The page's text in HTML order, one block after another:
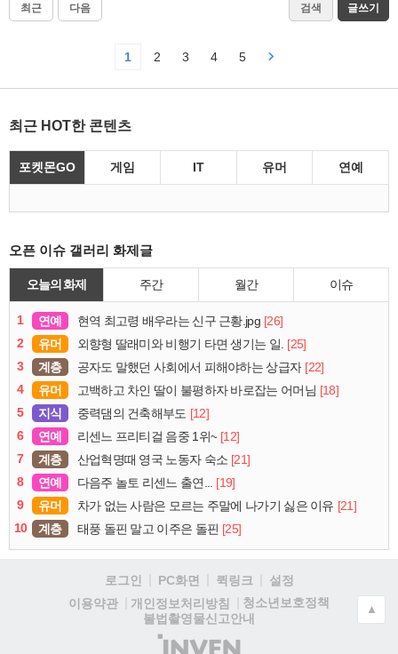
최근 다음 검색 글쓰기
1 2 3 4 5
최근 HOT한 콘텐츠
포켓몬GO 게임 IT 유머 연예
오픈 이슈 갤러리 화제글
오늘의 화제 주간 월간 이슈
1 연예 현역 최고령 배우라는 신구 근황.jpg [26]
2
유머 외향형 딸래미와 비행기 타면 생기는 일. [25]
3
계층 공자도 말했던 사회에서 피해야하는 상급자 [22]
4
유머 고백하고 차인 딸이 불평하자 바로잡는 어머님 [18]
5
지식 중력댐의 건축해부도 [12]
6
연예 리센느 프리티걸 음중 1위~ [12]
7
계층 산업혁명때 영국 노동자 숙소 [21]
8
연예 다음주 놀토 리센느 출연...
[19]
9
유머 차가 없는 사람은 모르는 주말에 나가기 싫은 이유 [21]
10
계층 태풍 돌핀 말고 이주은 돌핀 [25]
로그인 PC화면 퀵링크
설정
이용약관
개인정보처리방침
청소년보호정책
불법촬영물신고안내
(주)
▲